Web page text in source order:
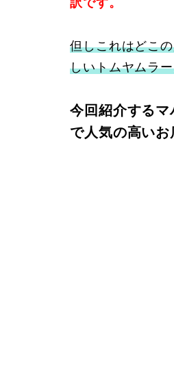
但しこれはどこ
しいトムヤムラ
今回紹介する
で人気の高いお